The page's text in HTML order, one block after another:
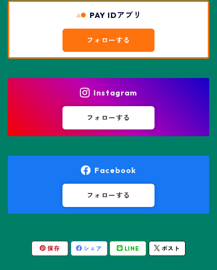
リザード・スキン兜
花園兜
エリオシケ属
オレオケレウス属
friedrichii LB 2178
キリンドロオプンチア属
パキポディウム属
フェネストラリア属
プセウドリトス属
ユーフォルビア属
PAY IDアプリ
フォローする
Instagram
フォローする
Facebook
フォローする
保存 シェア LINE ポスト